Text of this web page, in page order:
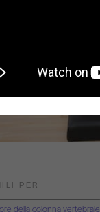
PER
della colonna vertebrale